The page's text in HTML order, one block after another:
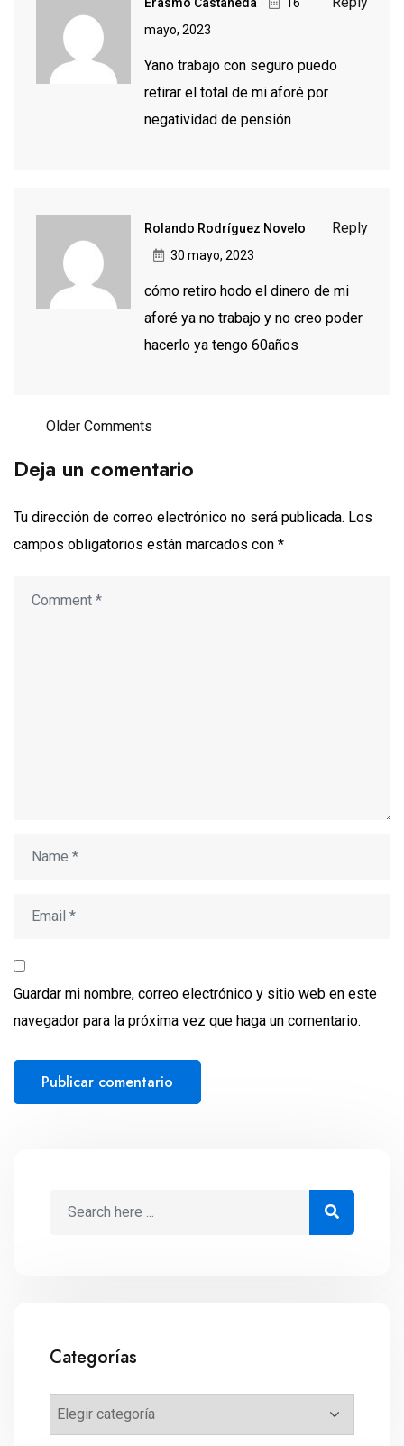
mayo, 2023
Yano trabajo con seguro puedo
retirar el total de mi aforé por
negatividad de pensión
Rolando Rodríguez Novelo
30 mayo, 2023
Reply
cómo retiro hodo el dinero de mi
aforé ya no trabajo y no creo poder
hacerlo ya tengo 60años
Older Comments
Deja un comentario
Tu dirección de correo electrónico no será publicada. Los
campos obligatorios están marcados con *
Guardar mi nombre, correo electrónico y sitio web en este
navegador para la próxima vez que haga un comentario.
Categorías